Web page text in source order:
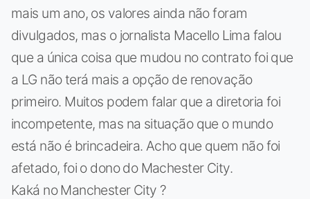
mais um ano, os valores ainda não foram
divulgados, mas o jornalista Macello Lima falou
que a única coisa que mudou no contrato foi que
a LG não terá mais a opção de renovação
primeiro. Muitos podem falar que a diretoria foi
incompetente, mas na situação que o mundo
está não é brincadeira. Acho que quem não foi
afetado, foi o dono do Machester City.
Kaká no Manchester City ?